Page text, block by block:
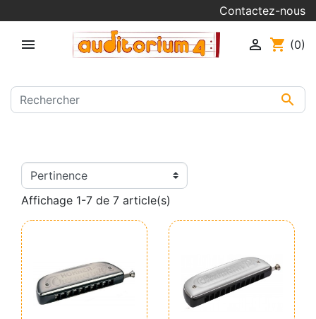
Contactez-nous


 shopping_cart (0)
Affichage 1-7 de 7 article(s)